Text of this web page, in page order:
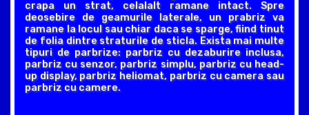
crapa un strat, celalalt ramane intact. Spre
deosebire de geamurile laterale, un prabriz va
ramane la locul sau chiar daca se sparge, fiind tinut
de folia dintre straturile de sticla. Exista mai multe
tipuri de parbrize: parbriz cu dezaburire inclusa,
parbriz cu senzor, parbriz simplu, parbriz cu head-
up display, parbriz heliomat, parbriz cu camera sau
parbriz cu camere.